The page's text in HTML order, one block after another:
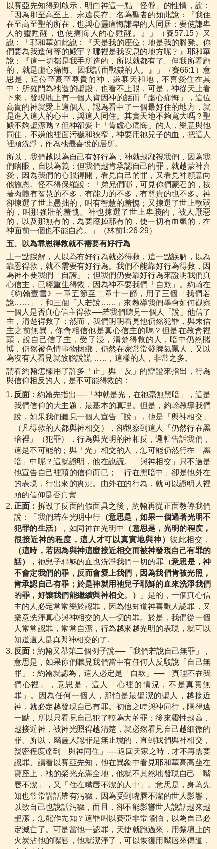
以賽亞先知得到啟示，明白神這一點「怪僻」的性情，說：
「因為那至高至上、永遠長存、名為聖者的如此說：『我住
在至高至聖的所在，也與心靈痛悔謙卑的人同居；要使謙卑
人的靈甦醒，也使痛悔人的心甦醒。』」（賽57:15）又
說：「耶和華如此說：『天是我的座位；地是我的腳凳。你
們要為我造何等的殿宇﹖哪裡是我安息的地方呢﹖』耶和華
說：『這一切都是我手所造的，所以就都有了。但我所看顧
的，就是虛心痛悔、因我話而戰兢的人。』」（賽66:1）意
思是，這位至高至尊貴的神，嫌棄天和地，不喜愛住在其
中；所羅門為祂造的聖殿，也看不上眼．可是，神從天上看
下來，發現地上有一個人肯因神的話而「虛心痛悔」，這位
高貴的神就愛上這個人，認為看中了一個最好住的地方，就
是進入這人的心中，與這人同住。其實天地不夠寬大嗎？聖
殿不夠聖潔嗎？但神卻愛上「肯虛心痛悔」的人，樂意與他
同住，不嫌他裡面污穢和狹窄，神要用祂兒子的血，把這人
裡頭洗淨，作為祂最喜悅的居所。
所以，我們越以為自己有好行為，神就越鄙視我們，因為我
們瞎眼，自以為義；但我們越肯承認自己的罪，就越蒙神喜
愛，因為我們的心眼得開，看見自己的罪，又看見神願意向
他施恩。怪不得保羅說：「弟兄們哪，可見你們蒙召的，按
著肉體有智慧的不多，有能力的不多，有尊貴的也不多。神
卻揀選了世上愚拙的，叫有智慧的羞愧；又揀選了世上軟弱
的，叫那強壯的羞愧。神也揀選了世上卑賤的，被人厭惡
的，以及那無有的，為要廢掉那有的，使一切有血氣的，在
神面前一個也不能自誇。」（林前1:26-29）
五、以為靠恩得救就不需要有好行為
上一點誤解，人以為有好行為就必得救；這一點誤解，以為
靠恩得救，就不需要有好行為。我們不能靠好行為得救，因
為神不要我們「自誇」；但我們仍要靠好行為來證明我們真
心信主，已經重生得救，因為神不要我們「自欺」。約翰在
《約翰壹書》一章五節至二章十一節，用了三個「我們若
說……」，和三個「人若說……」來教導我們學會如何觀察
一個人是否真心信主得救──若我們聽見一個人「說」他信了
主，清楚得救了；然而，我們明明看見他仍然犯罪，與未信
主之前無異，你會相信他是真心信主的嗎？但是在教會裡
頭，說自己信了主，受了浸，清楚得救的人，暗中仍然賭
博，仍然被色情事物捆綁，仍然在家常常發脾氣罵人，又以
為沒有人看見就放膽說謊……，這樣的人，非常之多。
請看約翰怎樣用了許多「正」與「反」的辯證來指出，行為
與信仰相反的人，是不可能得救的：
反面： 約翰先指出──「神就是光，在祂毫無黑暗」，這是
我們信仰的大主題，最基本的真理。但是，約翰教導我們
說，如果我們聽見一個人宣告「說」，他是「與神相交」
（凡得救的人都與神相交），卻觀察到這人「仍然行在黑
暗裡」（犯罪），行為與光明的神相反，邏輯告訴我們，
這是不可能的；與「光」相交的人，怎可能仍然行在「黑
暗」中呢？這就證明，他在說謊。「與神相交」只不過是
他宣告自己裡頭的信仰而已；「行在黑暗中」卻是他外在
的表現，行出來的實況。由外在的行為，就可以證明人裡
頭的信仰是否真實。
正面： 拆毀了反面的假面具之後，約翰再從正面教導我們
說：「我們若在光明中行 （意思是，如果一個過著光明不
犯罪的生活）
，如同神在光明中
（意思是，光明的程度，
很接近神的程度，這人才可以真實地與神）彼此相交，
（這時，若因為與神這麼接近相交而被神發現自己有罪的
話）
，祂兒子耶穌的血也洗淨我們一切的罪（意思是，神
不會定我們的罪，反而會愛上我們，因為我們肯被光照，
肯承認自己有罪；於是神就用祂兒子耶穌的血來洗淨我們
的罪，好讓我們能繼續與神相交。）
」是的，一個真心信
主的人必定常常樂於認罪，因為他知道神喜歡人認罪，又
樂意洗淨真心與神相交的人一切的罪。於是，我們從一個
人常常認罪，常常自潔，行為越來越光明的表現，就可以
知道這人是真與神相交的了。
反面： 約翰又舉第二個例子說──「我們若說自己無罪」，
意思是，如果你們聽見我們當中有任何人反駁說「自己無
罪」；約翰就認為，這人必定是「自欺」──「真理不在我
們心裡」，意思是，這人「心裡的情況，不是真實無
罪」。因為任何一個人，那怕是最聖潔的聖人，越接近
神，就必定越發現自己有罪。初信之時與神同行，隔得遠
一點，所以只看見自己犯了較為大的罪；後來靈性越高，
越接近神，被神光照得越清楚，就必然看見自己越細微的
罪。所以，屬靈人認罪是無止境的，直到我們與神相交，
親密程度達到「與神同住」──返回天家之時，才不再需要
認罪。請看以賽亞先知，他在異象中看見耶和華高高坐在
寶座上，祂的榮光充滿全地，他就不其然地發現自己「嘴
唇不潔」，又「住在嘴唇不潔的人中」。意思是，身為先
知也常常講話帶有污穢，因為受到嘴唇不潔的世人影響，
以致自己也說話污穢，而且，卻不能影響世人說話越來越
聖潔，怎配作先知？這罪叫以賽亞非常懼怕，以為自己必
定滅亡了。可是當他一認罪，天使就跑過來，用祭壇上的
火炭沾他的嘴唇，他就潔淨了，可以恢復用嘴唇來傳道，